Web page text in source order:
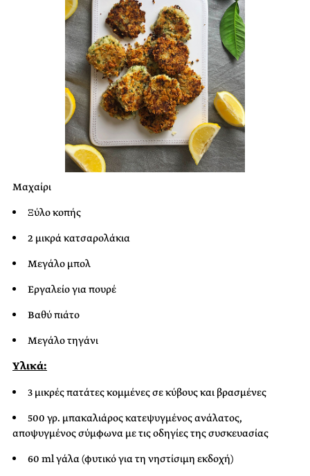
Μαχαίρι
Ξύλο κοπής
2 μικρά κατσαρολάκια
Μεγάλο μπολ
Εργαλείο για πουρέ
Βαθύ πιάτο
Μεγάλο τηγάνι
Υλικά:
3 μικρές πατάτες κομμένες σε κύβους και βρασμένες
500 γρ. μπακαλιάρος κατεψυγμένος ανάλατος,
αποψυγμένος σύμφωνα με τις οδηγίες της συσκευασίας
60 ml γάλα (φυτικό για τη νηστίσιμη εκδοχή)